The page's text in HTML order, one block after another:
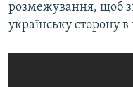
розмежування, щоб
українську сторону